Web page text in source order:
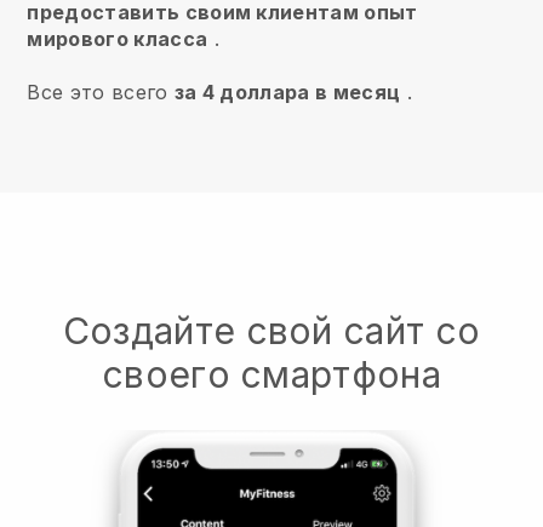
предоставить своим клиентам опыт
мирового класса .
Все это всего за 4 доллара в месяц .
Создайте свой сайт со
своего смартфона